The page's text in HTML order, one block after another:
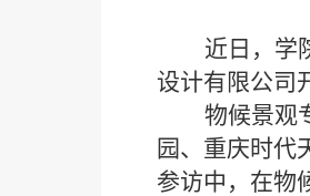
近日，学
设计有限公司
物候景观
园、重庆时代
参访中，在物